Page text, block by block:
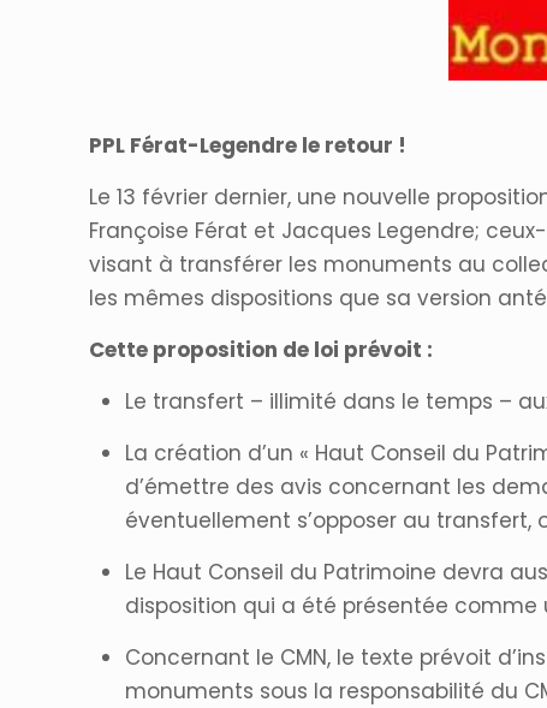
PPL Férat-Legendre le retour !
Le 13 février dernier, une nouvelle
Françoise Férat et Jacques Legendre;
visant à transférer les monuments au
les mêmes dispositions que sa version
Cette proposition de loi prévoit :
Le transfert – illimité dans le temps –
La création d’un « Haut Conseil du
d’émettre des avis concernant les
éventuellement s’opposer au transfert,
Le Haut Conseil du Patrimoine devra
disposition qui a été présentée
Concernant le CMN, le texte prévoit
monuments sous la responsabilité du